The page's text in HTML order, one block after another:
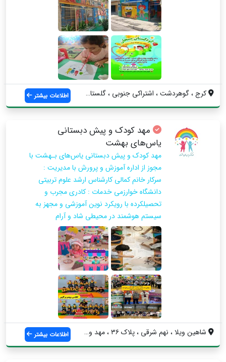
کرج ، گوهردشت ، اشتراکی جنوبی ، گلستان ۳... اطلاعات بیشتر
مهد کودک و پیش دبستانی
یاس‌های بهشت
مهد کودک و پیش دبستانی یاس‌های بـهشت با
مجوز از اداره آموزش و پرورش با مدیریت :
سرکار خانم کمالی کارشناس ارشد علوم تربیتی
دانشگاه خوارزمی خدمات : کادری مجرب و
تحصیلکرده با رویکرد نوین آموزشی و مجهز به
سیستم هوشمند در محیطی شاد و آرام
شاهین ویلا ، نهم شرقی ، پلاک ۳۶ ، مهد و ... اطلاعات بیشتر